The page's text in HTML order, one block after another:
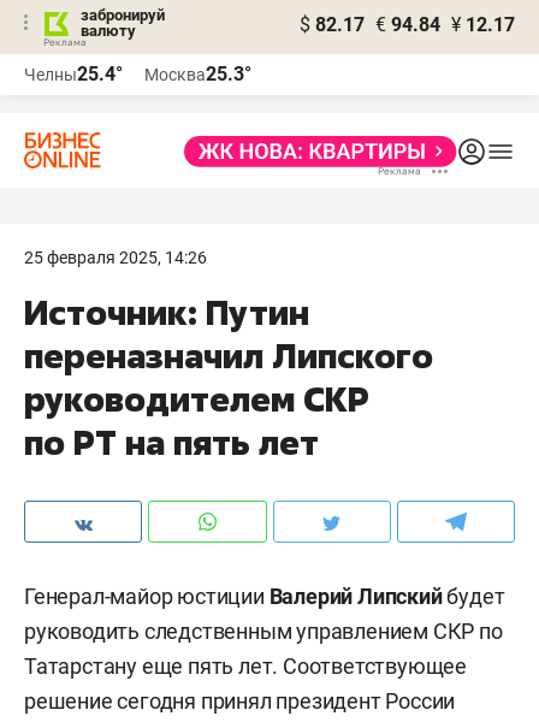
забронируй
валюту
$ 82.17 € 94.84 ¥ 12.17
Челны25.4° Москва25.3°
25 февраля 2025, 14:26
Источник: Путин
переназначил Липского
руководителем СКР
по РТ на пять лет
Генерал-майор юстиции Валерий Липскийбудет
руководить следственным управлением СКР по
Татарстану еще пять лет. Соответствующее
решение сегодня принял президент России